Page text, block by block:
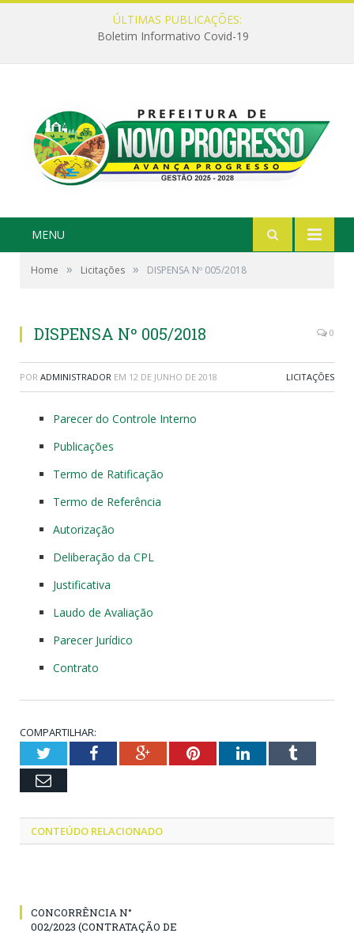
ÚLTIMAS PUBLICAÇÕES:
Boletim Informativo Covid-19
MENU
Home » Licitações » DISPENSA Nº 005/2018
DISPENSA Nº 005/2018 0
POR ADMINISTRADOR EM 12 DE JUNHO DE 2018 LICITAÇÕES
Parecer do Controle Interno
Publicações
Termo de Ratificação
Termo de Referência
Autorização
Deliberação da CPL
Justificativa
Laudo de Avaliação
Parecer Jurídico
Contrato
COMPARTILHAR:
TwitterFacebookGoogle+PinterestLinkedInTumblr
Email
CONTEÚDO RELACIONADO
CONCORRÊNCIA N°
002/2023 (CONTRATAÇÃO DE